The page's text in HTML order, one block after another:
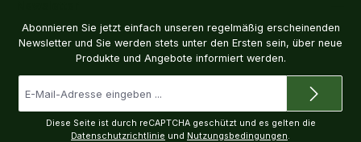
Abonnieren Sie jetzt einfach unseren regelmäßig erscheinenden
Newsletter und Sie werden stets unter den Ersten sein, über neue
Produkte und Angebote informiert werden.
Mail-
Adresse
Diese Seite ist durch reCAPTCHA geschützt und es gelten die
Datenschutzrichtlinie und Nutzungsbedingungen.